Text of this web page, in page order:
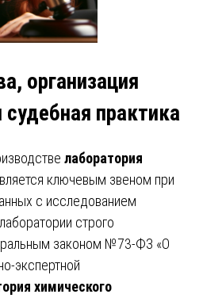
организация
практика
лаборатория
ключевым звеном при
с исследованием
строго
законом №73-ФЗ «О
экспертной
химического